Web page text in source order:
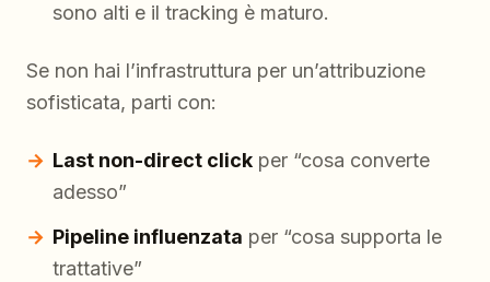
sono alti e il tracking è maturo.
Se non hai l’infrastruttura per un’attribuzione
sofisticata, parti con:
Last non-direct click per “cosa converte
adesso”
Pipeline influenzata per “cosa supporta le
trattative”